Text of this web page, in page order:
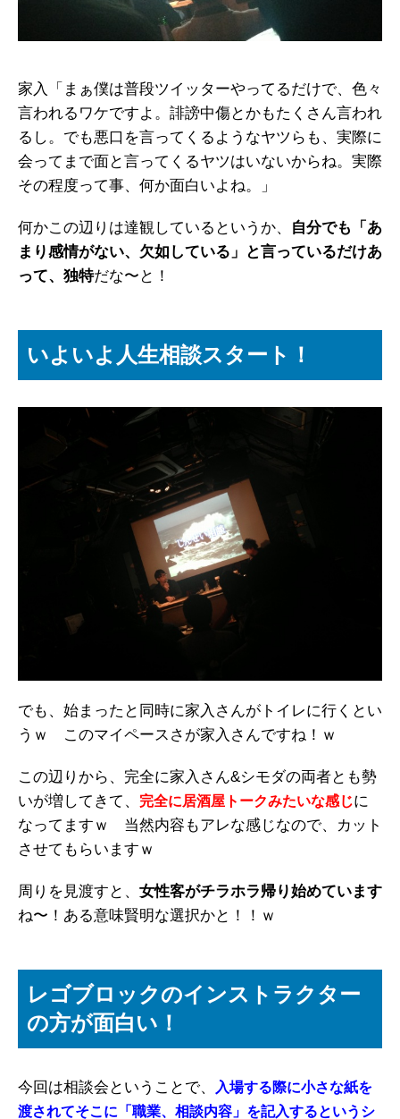
家入「まぁ僕は普段ツイッターやってるだけで、色々
言われるワケですよ。誹謗中傷とかもたくさん言われ
るし。でも悪口を言ってくるようなヤツらも、実際に
会ってまで面と言ってくるヤツはいないからね。実際
その程度って事、何か面白いよね。」
何かこの辺りは達観しているというか、
自分でも「あ
まり感情がない、欠如している」と言っているだけあ
って、独特だな〜と！
いよいよ人生相談スタート！
でも、始まったと同時に家入さんがトイレに行くとい
うｗ このマイペースさが家入さんですね！ｗ
この辺りから、完全に家入さん&シモダの両者とも勢
いが増してきて、
完全に居酒屋トークみたいな感じに
なってますｗ 当然内容もアレな感じなので、カット
させてもらいますｗ
周りを見渡すと、 女性客がチラホラ帰り始めています
ね〜！ある意味賢明な選択かと！！ｗ
レゴブロックのインストラクター
の方が面白い！
今回は相談会ということで、
入場する際に小さな紙を
渡されてそこに「職業、相談内容」を記入するというシ